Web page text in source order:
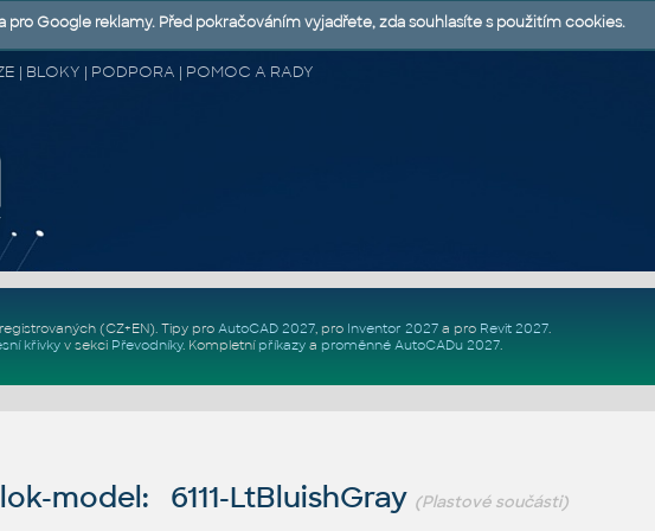
| BLOKY | PODPORA | POMOC A RADY
(CZ+EN). Tipy pro AutoCAD 2027, pro Inventor 2027a pro Revit 2027.
křivkyv sekci Převodníky. Kompletní příkazya proměnné AutoCADu 2027.
model: 6111-LtBluishGray (Plastové součásti)
Google reklamy. Před pokračováním vyjadřete, zda souhlasíte s použitím cookies.